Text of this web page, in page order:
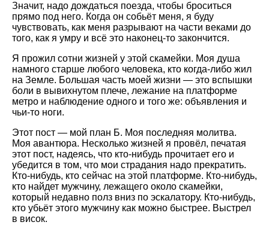
Значит, надо дождаться поезда, чтобы броситься
прямо под него. Когда он собьёт меня, я буду
чувствовать, как меня разрывают на части веками до
того, как я умру и всё это наконец-то закончится.
Я прожил сотни жизней у этой скамейки. Моя душа
намного старше любого человека, кто когда-либо жил
на Земле. Большая часть моей жизни — это вспышки
боли в вывихнутом плече, лежание на платформе
метро и наблюдение одного и того же: объявления и
чьи-то ноги.
Этот пост — мой план Б. Моя последняя молитва.
Моя авантюра. Несколько жизней я провёл, печатая
этот пост, надеясь, что кто-нибудь прочитает его и
убедится в том, что мои страдания надо прекратить.
Кто-нибудь, кто сейчас на этой платформе. Кто-нибудь,
кто найдет мужчину, лежащего около скамейки,
который недавно полз вниз по эскалатору. Кто-нибудь,
кто убьёт этого мужчину как можно быстрее. Выстрел
в висок.